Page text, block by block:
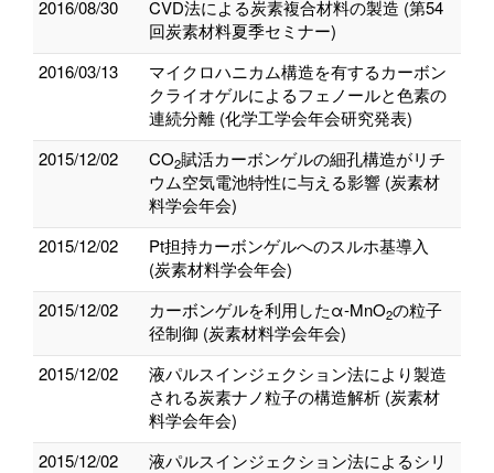
2016/08/30
CVD法による炭素複合材料の製造 (第54
回炭素材料夏季セミナー)
2016/03/13
マイクロハニカム構造を有するカーボン
クライオゲルによるフェノールと色素の
連続分離 (化学工学会年会研究発表)
2015/12/02
CO2賦活カーボンゲルの細孔構造がリチ
ウム空気電池特性に与える影響 (炭素材
料学会年会)
2015/12/02
Pt担持カーボンゲルへのスルホ基導入
(炭素材料学会年会)
2015/12/02
カーボンゲルを利用したα‐MnO2の粒子
径制御 (炭素材料学会年会)
2015/12/02
液パルスインジェクション法により製造
される炭素ナノ粒子の構造解析 (炭素材
料学会年会)
2015/12/02
液パルスインジェクション法によるシリ